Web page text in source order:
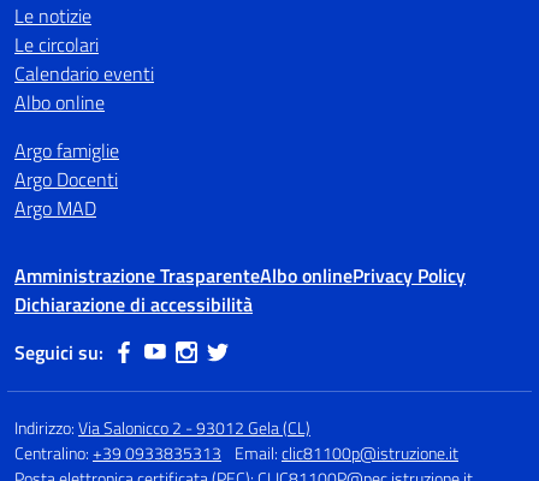
Le notizie
Le circolari
Calendario eventi
Albo online
Argo famiglie
Argo Docenti
Argo MAD
Amministrazione TrasparenteAlbo onlinePrivacy Policy
Dichiarazione di accessibilità
Seguici su:
Indirizzo:Via Salonicco 2 - 93012 Gela (CL)
Centralino:+39 0933835313 Email:clic81100p@istruzione.it